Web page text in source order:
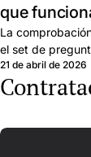
que
La
el set de
cuándo saltarse
21 de abril de 2026